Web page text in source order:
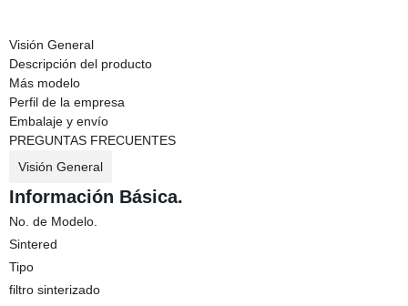
Visión General
Descripción del producto
Más modelo
Perfil de la empresa
Embalaje y envío
PREGUNTAS FRECUENTES
Visión General
Información Básica.
No. de Modelo.
Sintered
Tipo
filtro sinterizado